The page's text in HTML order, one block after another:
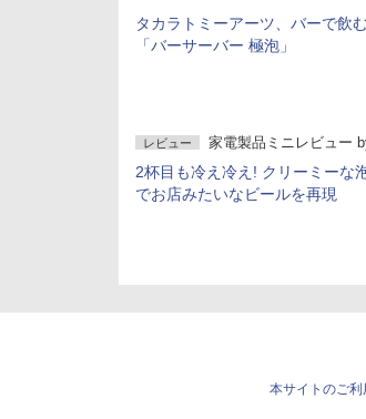
タカラトミーアーツ、バーで飲
「バーサーバー 極泡」
レビュー 家電製品ミニレビュー
2杯目も冷え冷え! クリーミーな
でお店みたいなビールを再現
本サイトのご利